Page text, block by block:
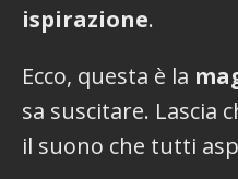
ispirazione.
Ecco, questa è la
sa suscitare. Lascia
il suono che tutti